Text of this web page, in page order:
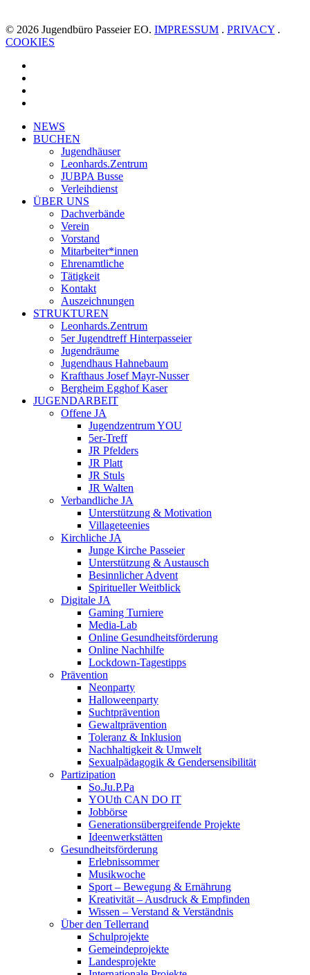
© 2026 Jugendbüro Passeier EO. IMPRESSUM . PRIVACY .
COOKIES
Close
Menu
NEWS
BUCHEN
Jugendhäuser
Leonhards.Zentrum
JUBPA Busse
Verleihdienst
ÜBER UNS
Dachverbände
Verein
Vorstand
Mitarbeiter*innen
Ehrenamtliche
Tätigkeit
Kontakt
Auszeichnungen
STRUKTUREN
Leonhards.Zentrum
5er Jugendtreff Hinterpasseier
Jugendräume
Jugendhaus Hahnebaum
Krafthaus Josef Mayr-Nusser
Bergheim Egghof Kaser
JUGENDARBEIT
Offene JA
Jugendzentrum YOU
5er-Treff
JR Pfelders
JR Platt
JR Stuls
JR Walten
Verbandliche JA
Unterstützung & Motivation
Villageteenies
Kirchliche JA
Junge Kirche Passeier
Unterstützung & Austausch
Besinnlicher Advent
Spiritueller Weitblick
Digitale JA
Gaming Turniere
Media-Lab
Online Gesundheitsförderung
Online Nachhilfe
Lockdown-Tagestipps
Prävention
Neonparty
Halloweenparty
Suchtprävention
Gewaltprävention
Toleranz & Inklusion
Nachhaltigkeit & Umwelt
Sexualpädagogik & Gendersensibilität
Partizipation
So.Ju.P.Pa
YOUth CAN DO IT
Jobbörse
Generationsübergreifende Projekte
Ideenwerkstätten
Gesundheitsförderung
Erlebnissommer
Musikwoche
Sport – Bewegung & Ernährung
Kreativität – Ausdruck & Empfinden
Wissen – Verstand & Verständnis
Über den Tellerrand
Schulprojekte
Gemeindeprojekte
Landesprojekte